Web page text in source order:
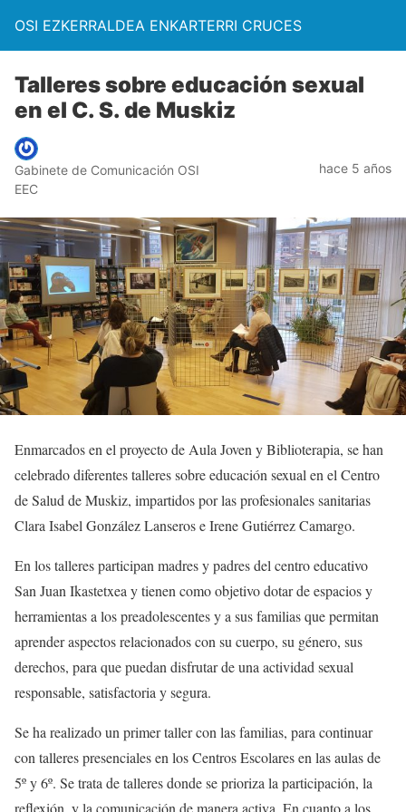
OSI EZKERRALDEA ENKARTERRI CRUCES
Talleres sobre educación sexual
en el C. S. de Muskiz
Gabinete de Comunicación OSI
EEC
hace 5 años
Enmarcados en el proyecto de Aula Joven y Biblioterapia, se han
celebrado diferentes talleres sobre educación sexual en el Centro
de Salud de Muskiz, impartidos por las profesionales sanitarias
Clara Isabel González Lanseros e Irene Gutiérrez Camargo.
En los talleres participan madres y padres del centro educativo
San Juan Ikastetxea y tienen como objetivo dotar de espacios y
herramientas a los preadolescentes y a sus familias que permitan
aprender aspectos relacionados con su cuerpo, su género, sus
derechos, para que puedan disfrutar de una actividad sexual
responsable, satisfactoria y segura.
Se ha realizado un primer taller con las familias, para continuar
con talleres presenciales en los Centros Escolares en las aulas de
5º y 6º. Se trata de talleres donde se prioriza la participación, la
reflexión, y la comunicación de manera activa. En cuanto a los